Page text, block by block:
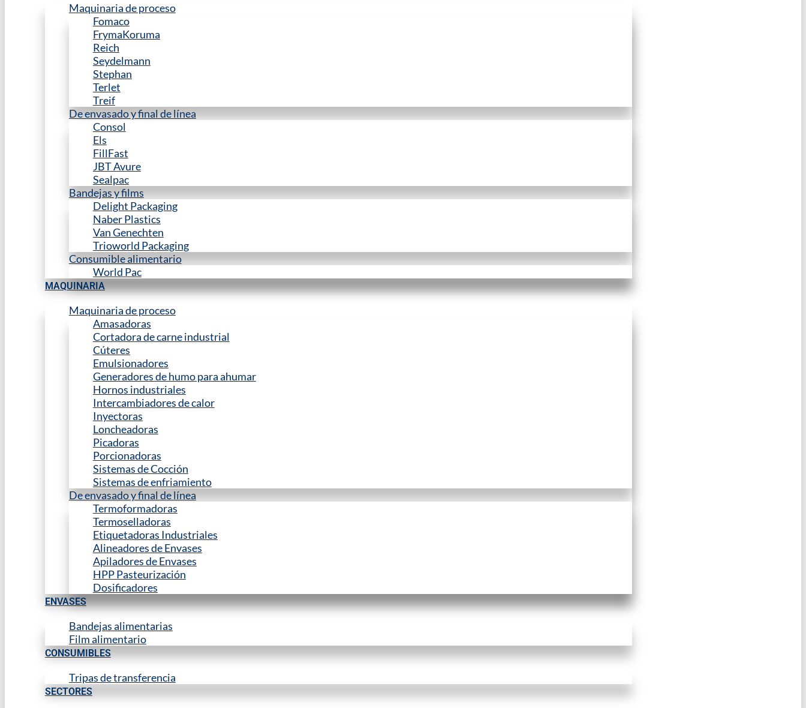
Maquinaria de proceso
Fomaco
FrymaKoruma
Reich
Seydelmann
Stephan
Terlet
Treif
De envasado y final de línea
Consol
Els
FillFast
JBT Avure
Sealpac
Bandejas y films
Delight Packaging
Naber Plastics
Van Genechten
Trioworld Packaging
Consumible alimentario
World Pac
MAQUINARIA
Maquinaria de proceso
Amasadoras
Cortadora de carne industrial
Cúteres
Emulsionadores
Generadores de humo para ahumar
Hornos industriales
Intercambiadores de calor
Inyectoras
Loncheadoras
Picadoras
Porcionadoras
Sistemas de Cocción
Sistemas de enfriamiento
De envasado y final de línea
Termoformadoras
Termoselladoras
Etiquetadoras Industriales
Alineadores de Envases
Apiladores de Envases
HPP Pasteurización
Dosificadores
ENVASES
Bandejas alimentarias
Film alimentario
CONSUMIBLES
Tripas de transferencia
SECTORES